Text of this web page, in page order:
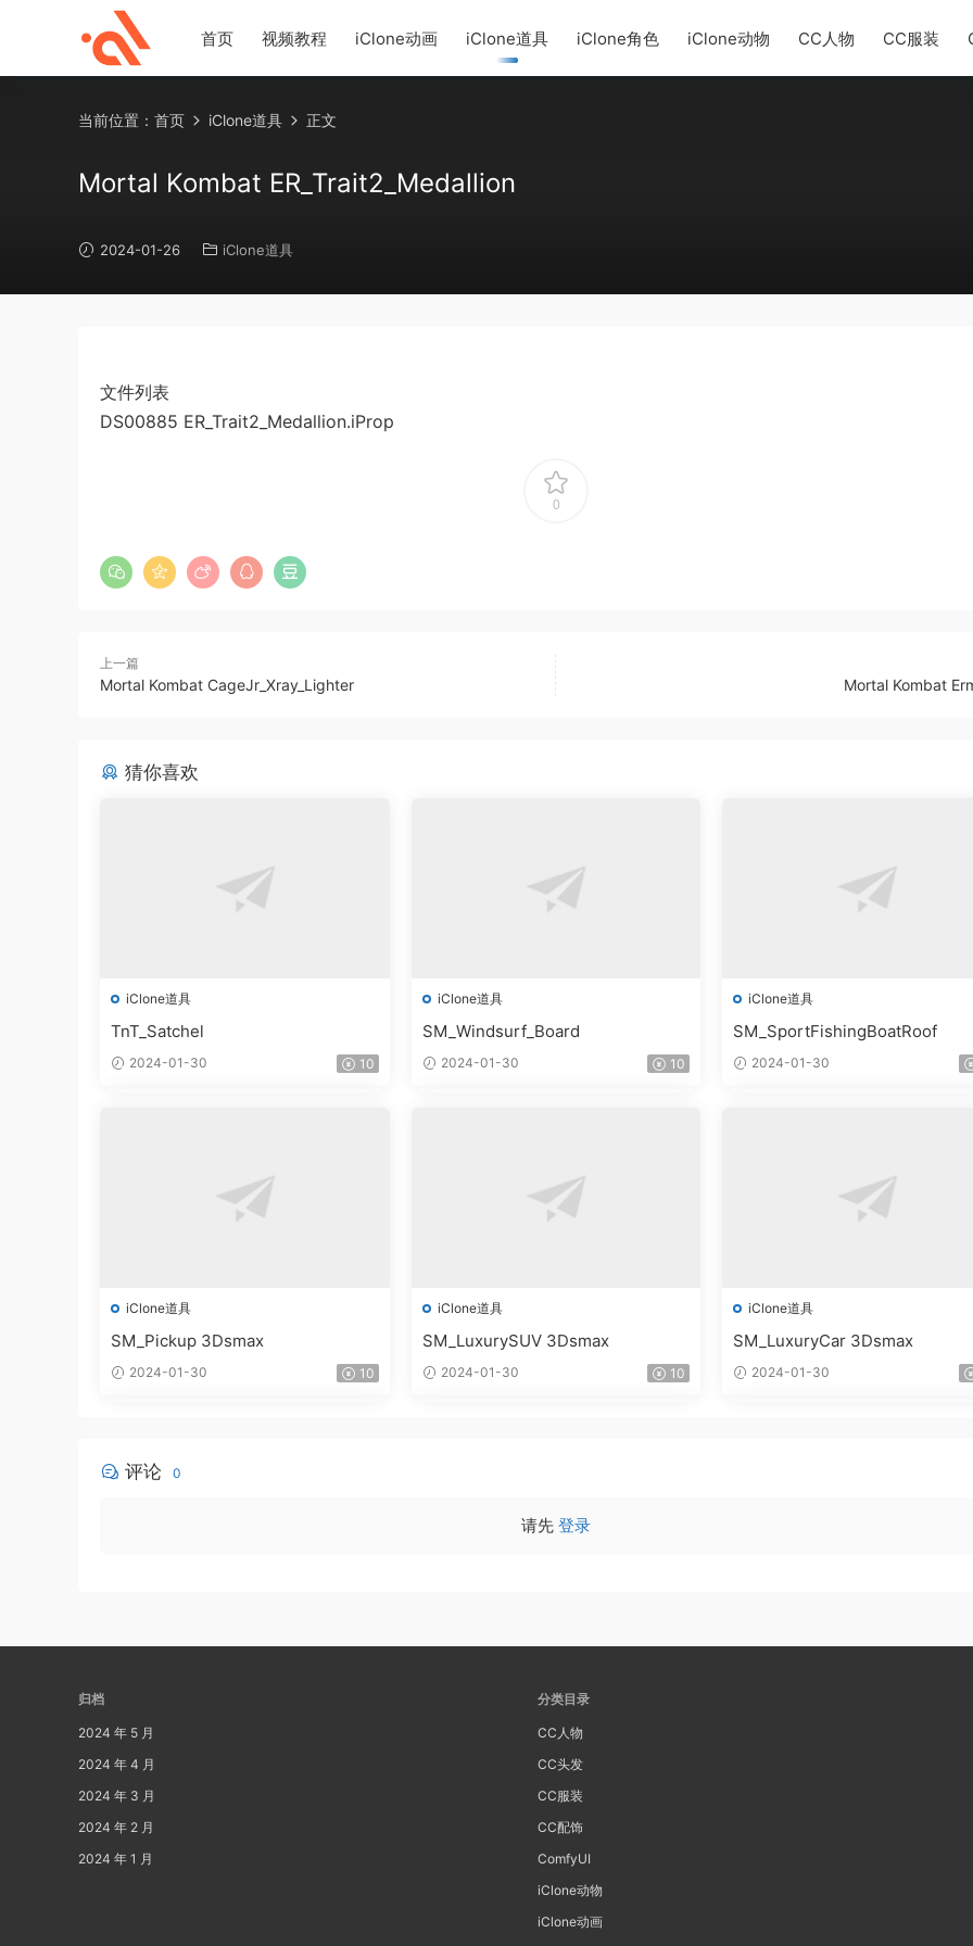
首页 视频教程 iClone动画 iClone道具 iClone角色 iClone动物 CC人物 CC服装
当前位置： 首页 iClone道具 正文
Mortal Kombat ER_Trait2_Medallion
2024-01-26 iClone道具
文件列表
DS00885 ER_Trait2_Medallion.iProp
0
上一篇
Mortal Kombat CageJr_Xray_Lighter Mortal Kombat
猜你喜欢
iClone道具
TnT_Satchel
2024-01-30 10
iClone道具
SM_Windsurf_Board
2024-01-30 10
iClone道具
SM_SportFishingBoatRoof
2024-01-30
iClone道具
SM_Pickup 3Dsmax
2024-01-30 10
iClone道具
SM_LuxurySUV 3Dsmax
2024-01-30 10
iClone道具
SM_LuxuryCar 3Dsmax
2024-01-30
评论 0
请先 登录
归档
2024 年 5 月
2024 年 4 月
2024 年 3 月
2024 年 2 月
2024 年 1 月
分类目录
CC人物
CC头发
CC服装
CC配饰
ComfyUI
iClone动物
iClone动画